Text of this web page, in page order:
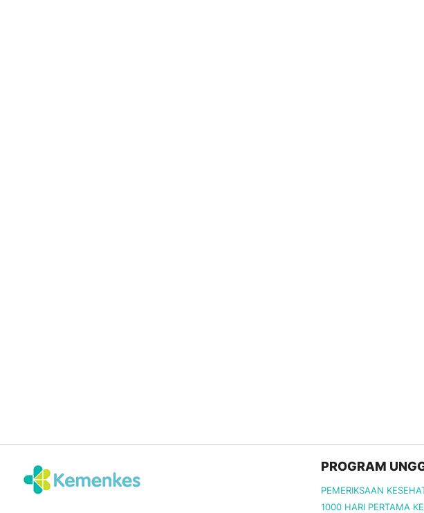
PROGRAM
PEMERIKSAAN
1000 HARI PERTAMA